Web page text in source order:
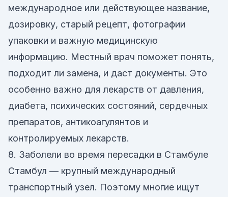
международное или действующее название,
дозировку, старый рецепт, фотографии
упаковки и важную медицинскую
информацию. Местный врач поможет понять,
подходит ли замена, и даст документы. Это
особенно важно для лекарств от давления,
диабета, психических состояний, сердечных
препаратов, антикоагулянтов и
контролируемых лекарств.
8. Заболели во время пересадки в Стамбуле
Стамбул — крупный международный
транспортный узел. Поэтому многие ищут